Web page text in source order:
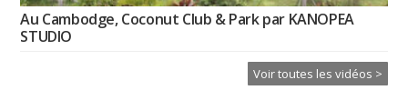
Au Cambodge, Coconut Club & Park par KANOPEA
STUDIO
Voir toutes les vidéos >